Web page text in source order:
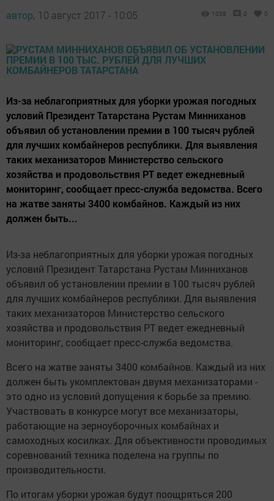
автор, 10 август 2017 - 10:05 1038 0 0
Из-за неблагоприятных для уборки урожая погодных
условий Президент Татарстана Рустам Минниханов
объявил об установлении премии в 100 тысяч рублей
для лучших комбайнеров республики. Для выявления
таких механизаторов Министерство сельского
хозяйства и продовольствия РТ ведет ежедневный
мониторинг, сообщает пресс-служба ведомства. Всего
на жатве заняты 3400 комбайнов. Каждый из них
должен быть...
Из-за неблагоприятных для уборки урожая погодных
условий Президент Татарстана Рустам Минниханов
объявил об установлении премии в 100 тысяч рублей
для лучших комбайнеров республики. Для выявления
таких механизаторов Министерство сельского
хозяйства и продовольствия РТ ведет ежедневный
мониторинг, сообщает пресс-служба ведомства.
Всего на жатве заняты 3400 комбайнов. Каждый из них
должен быть укомплектован двумя механизаторами -
это одно из условий допущения к борьбе за премию.
Участвовать в конкурсе могут все механизаторы,
работающие на зерноуборочных комбайнах и
самоходных косилках. Для объективности проводимых
соревнований техника поделена на группы по
производительности.
По итогам уборки урожая будут поощряться 200